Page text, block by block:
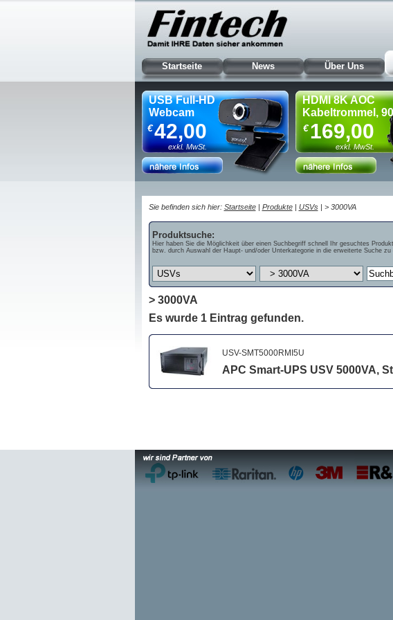
Startseite News Über Uns
USB Full-HD
Webcam
42,00
€
exkl. MwSt.
HDMI 8K AOC
Kabeltrommel,
169,00
€
exkl. MwSt.
Sie befinden sich hier: Startseite| Produkte| USVs| > 3000VA
Produktsuche:
Hier haben Sie die Möglichkeit über einen Suchbegriff schnell Ihr gesuchtes
bzw. durch Auswahl der Haupt- und/oder Unterkategorie in die erweiterte Suche
> 3000VA
Es wurde 1 Eintrag gefunden.
USV-SMT5000RMI5U
APC Smart-UPS USV 5000VA,